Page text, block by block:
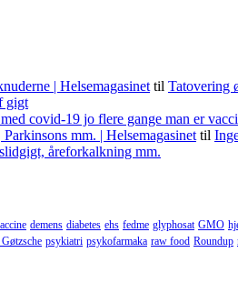
| Helsemagasinettil Tatovering
gigt
covid-19 jo flere gange man er
mm. | Helsemagasinettil
åreforkalkning mm.
demens diabetes ehs fedme glyphosat GMO
psykiatri psykofarmaka raw food Roundup